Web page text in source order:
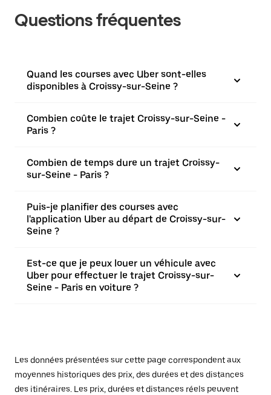
Questions fréquentes
Quand les courses avec Uber sont-elles
disponibles à Croissy-sur-Seine ?
Combien coûte le trajet Croissy-sur-Seine -
Paris ?
Combien de temps dure un trajet Croissy-
sur-Seine - Paris ?
Puis-je planifier des courses avec
l'application Uber au départ de Croissy-sur-
Seine ?
Est-ce que je peux louer un véhicule avec
Uber pour effectuer le trajet Croissy-sur-
Seine - Paris en voiture ?
Les données présentées sur cette page correspondent aux
moyennes historiques des prix, des durées et des distances
des itinéraires. Les prix, durées et distances réels peuvent